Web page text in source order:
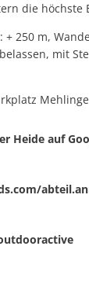
die höchste
250 m,
mit
Heide auf